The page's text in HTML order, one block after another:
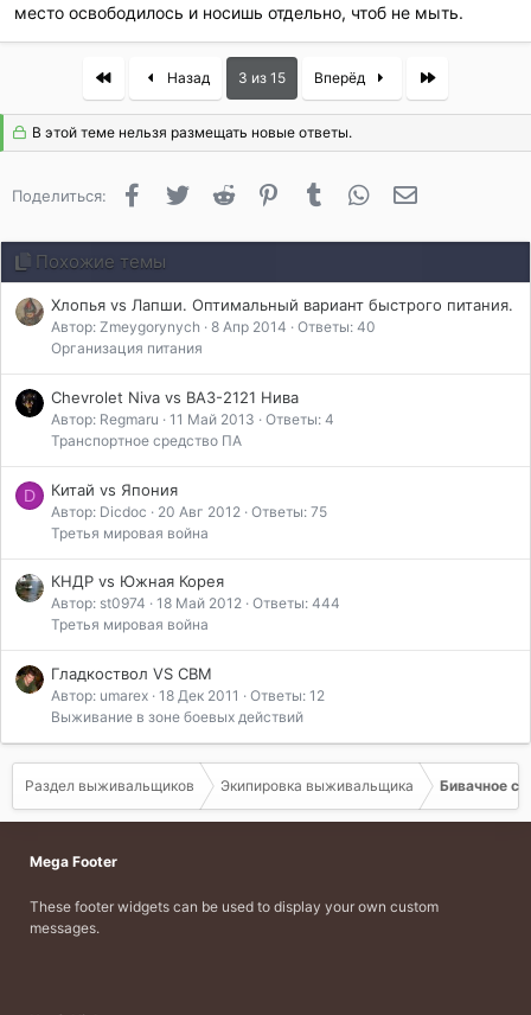
место освободилось и носишь отдельно, чтоб не мыть.
Назад 3 из 15 Вперёд Last
В этой теме нельзя размещать новые ответы.
Поделиться: FacebookTwitter Reddit PinterestTumblr WhatsApp
Похожие темы
Хлопья vs Лапши. Оптимальный вариант быстрого питания.
Автор: Zmeygorynych 8 Апр 2014
Ответы: 40
Организация питания
Chevrolet Niva vs ВАЗ-2121 Нива
Автор: Regmaru 11 Май 2013
Ответы: 4
Транспортное средство ПА
D Китай vs Япония
Автор: Dicdoc 20 Авг 2012
Ответы: 75
Третья мировая война
КНДР vs Южная Корея
Автор: st0974 18 Май 2012 Ответы: 444
Третья мировая война
Гладкоствол VS СВМ
Автор: umarex 18 Дек 2011
Ответы: 12
Выживание в зоне боевых действий
Раздел выживальщиков Экипировка выживальщика Бивачное
Mega Footer
These footer widgets can be used to display your own custom
messages.